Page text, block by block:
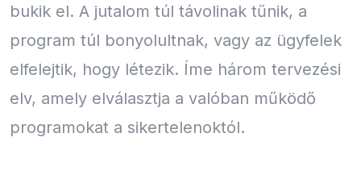
bukik el. A jutalom túl távolinak tűnik, a
program túl bonyolultnak, vagy az ügyfelek
elfelejtik, hogy létezik. Íme három tervezési
elv, amely elválasztja a valóban működő
programokat a sikertelenoktól.